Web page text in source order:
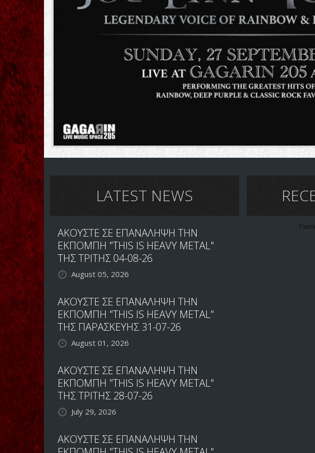
LATEST NEWS
ΑΚΟΥΣΤΕ ΣΕ ΕΠΑΝΑΛΗΨΗ ΤΗΝ
ΕΚΠΟΜΠΗ "THIS IS HEAVY METAL"
ΤΗΣ ΤΡΙΤΗΣ 04-08-26
August 05, 2026
ΑΚΟΥΣΤΕ ΣΕ ΕΠΑΝΑΛΗΨΗ ΤΗΝ
ΕΚΠΟΜΠΗ "THIS IS HEAVY METAL"
ΤΗΣ ΠΑΡΑΣΚΕΥΗΣ 31-07-26
August 01, 2026
ΑΚΟΥΣΤΕ ΣΕ ΕΠΑΝΑΛΗΨΗ ΤΗΝ
ΕΚΠΟΜΠΗ "THIS IS HEAVY METAL"
ΤΗΣ ΤΡΙΤΗΣ 28-07-26
July 29, 2026
ΑΚΟΥΣΤΕ ΣΕ ΕΠΑΝΑΛΗΨΗ ΤΗΝ